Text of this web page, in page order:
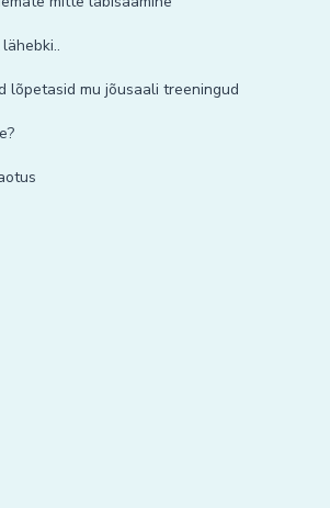
lõpetasid mu jõusaali treeningud